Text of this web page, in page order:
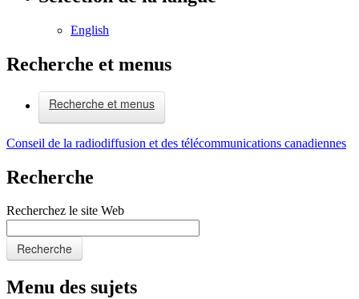
English
Recherche et menus
Recherche et menus
Conseil de la radiodiffusion et des télécommunications canadiennes
Recherche
Recherchez le site Web
Recherche
Menu des sujets